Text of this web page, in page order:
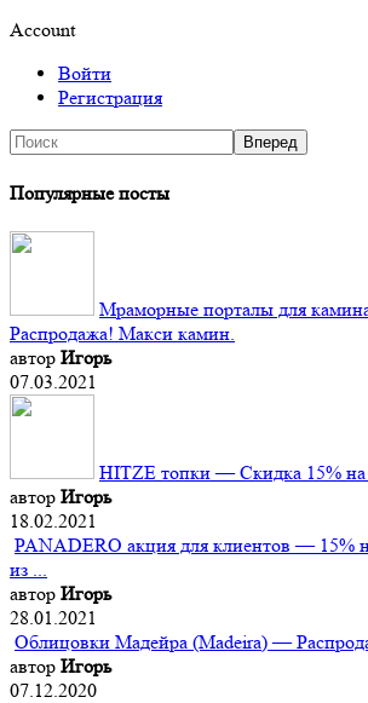
Account
Войти
Регистрация
Популярные посты
Мраморные порталы для
Распродажа! Макси камин.
автор Игорь
07.03.2021
HITZE топки — Скидка 15% на
автор Игорь
18.02.2021
PANADERO акция для клиентов — 15%
из ...
автор Игорь
28.01.2021
Облицовки Мадейра (Мadeira) —
автор Игорь
07.12.2020